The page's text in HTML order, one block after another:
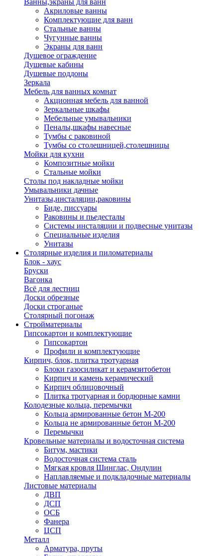
Ванны,экраны для ванн
Акриловые ванны
Комплектующие для ванн
Стальные ванны
Чугунные ванны
Экраны для ванн
Душевое ограждение
Душевые кабины
Душевые поддоны
Зеркала
Мебель для ванных комнат
Акционная мебель для ванной
Зеркальные шкафы
Мебельные умывальники
Пеналы,шкафы навесные
Тумбы с раковиной
Тумбы со столешницей,столешницы
Мойки для кухни
Композитные мойки
Стальные мойки
Столы под накладные мойки
Умывальники дачные
Унитазы,инсталяции,раковины
Биде, писсуары
Раковины и пьедесталы
Системы инсталяции и подвесные унитазы
Специальные изделия
Унитазы
Столярные изделия и пиломатериалы
Блок - хаус
Бруски
Вагонка
Всё для лестниц
Доски обрезные
Доски строганые
Столярный погонаж
Стройматериалы
Гипсокартон и комплектующие
Гипсокартон
Профили и комплектующие
Кирпич, блок, плитка тротуарная
Блоки газосиликат и керамзитобетон
Кирпич и камень керамический
Кирпич облицовочный
Плитка тротуарная и бордюрные камни
Колодезные кольца, перемычки
Кольца армированные бетон М-200
Кольца не армированные бетон М-200
Перемычки
Кровельные материалы и водосточная система
Битум, мастики
Водосточная система сталь
Мягкая кровля Шинглас, Ондулин
Наплавляемые и подкладочные материалы
Листовые материалы
ДВП
ДСП
ОСБ
Фанера
ЦСП
Металл
Арматура, пруты